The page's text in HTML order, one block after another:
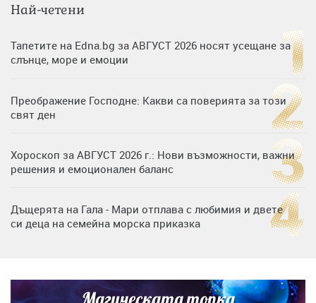
Най-четени
Тапетите на Edna.bg за АВГУСТ 2026 носят усещане за
слънце, море и емоции
Преображение Господне: Какви са поверията за този
свят ден
Хороскоп за АВГУСТ 2026 г.: Нови възможности, важни
решения и емоционален баланс
Дъщерята на Гала - Мари отплава с любимия и двете
си деца на семейна морска приказка
Димов издадоха своето любимо място
Магическата топка